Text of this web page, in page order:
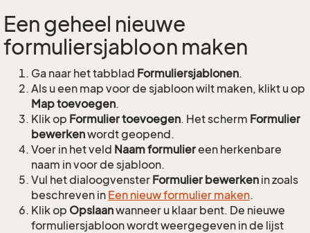
Een geheel nieuwe
formuliersjabloon maken
Ga naar het tabblad Formuliersjablonen.
Als u een map voor de sjabloon wilt maken, klikt u op
Map toevoegen.
Klik op Formulier toevoegen. Het scherm Formulier
bewerkenwordt geopend.
Voer in het veld Naam formuliereen herkenbare
naam in voor de sjabloon.
Vul het dialoogvenster Formulier bewerken in zoals
beschreven in Een nieuw formulier maken.
Klik op Opslaanwanneer u klaar bent. De nieuwe
formuliersjabloon wordt weergegeven in de lijst